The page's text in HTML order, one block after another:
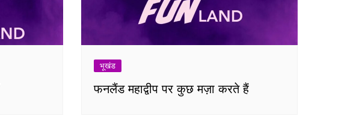
भूखंड
फनलैंड महाद्वीप पर कुछ मज़ा करते हैं